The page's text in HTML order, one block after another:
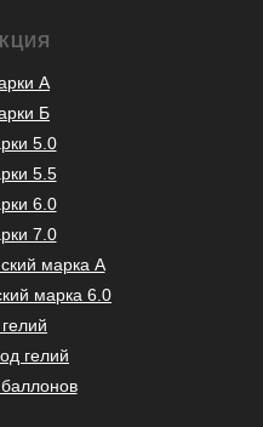
А
Б
5.0
5.5
6.0
7.0
марка А
марка 6.0
гелий